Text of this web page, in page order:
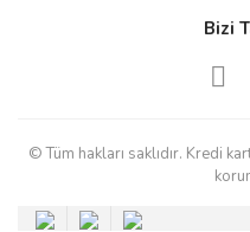
Bizi
© Tüm hakları saklıdır. Kredi